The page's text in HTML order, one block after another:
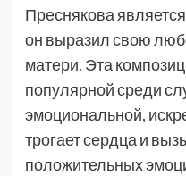
Преснякова
он выразил свою
матери. Эта
популярной среди
эмоциональной,
трогает сердца и
положительных